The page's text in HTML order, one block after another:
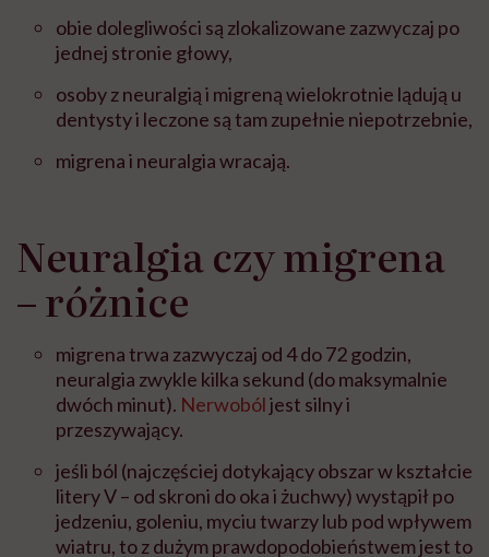
obie dolegliwości są zlokalizowane zazwyczaj po
jednej stronie głowy,
osoby z neuralgią i migreną wielokrotnie lądują u
dentysty i leczone są tam zupełnie niepotrzebnie,
migrena i neuralgia wracają.
Neuralgia czy migrena
– różnice
migrena trwa zazwyczaj od 4 do 72 godzin,
neuralgia zwykle kilka sekund (do maksymalnie
dwóch minut). Nerwobóljest silny i
przeszywający.
jeśli ból (najczęściej dotykający obszar w kształcie
litery V – od skroni do oka i żuchwy) wystąpił po
jedzeniu, goleniu, myciu twarzy lub pod wpływem
wiatru, to z dużym prawdopodobieństwem jest to